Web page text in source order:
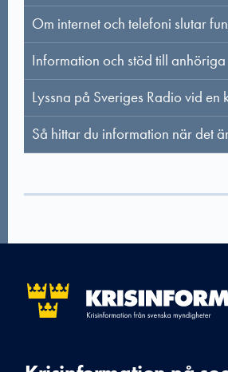
Om internet och telefoni slutar
Information och stöd till anhöriga
Lyssna på Sveriges Radio vid en
Så hittar du information när det